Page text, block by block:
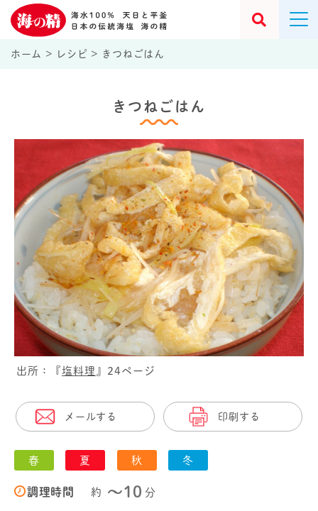
ホーム > レシピ > きつねごはん
きつねごはん
出所：『塩料理 』24ページ
メールする 印刷する
春 夏 秋 冬
調理時間 約 〜10 分